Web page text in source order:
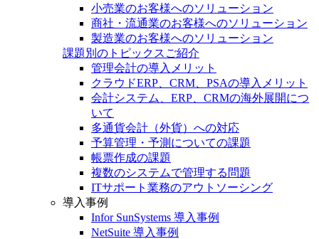
小売業のお客様へのソリューション
商社・流通業のお客様へのソリューション
製造業のお客様へのソリューション
課題別のトピックスご紹介
管理会計の導入メリット
クラウドERP、CRM、PSAの導入メリット
会計システム、ERP、CRMの海外展開につ
いて
多通貨会計（外貨）への対応
予算管理・予測についての課題
帳票作成の課題
複数のシステムで管理する問題
ITサポート業務のアウトソーシング
導入事例
Infor SunSystems 導入事例
NetSuite 導入事例